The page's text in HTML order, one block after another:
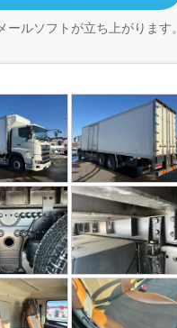
ールソフトが立ち上がります。